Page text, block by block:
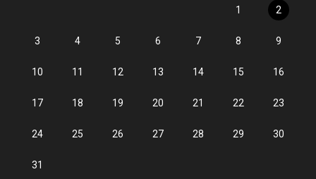
1 2
3 4 5 6 7 8 9
10 11 12 13 14 15 16
17 18 19 20 21 22 23
24 25 26 27 28 29 30
31